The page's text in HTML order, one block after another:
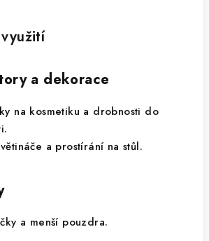
a dekorace
na kosmetiku a drobnosti do
a prostírání na stůl.
a menší pouzdra.